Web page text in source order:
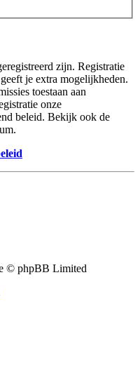
zijn. Registratie
je extra mogelijkheden.
toestaan aan
onze
beleid. Bekijk ook de
© phpBB Limited